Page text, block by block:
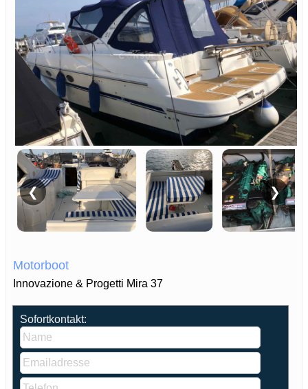
❮ ❯
Motorboot
Innovazione & Progetti Mira 37
Sofortkontakt: